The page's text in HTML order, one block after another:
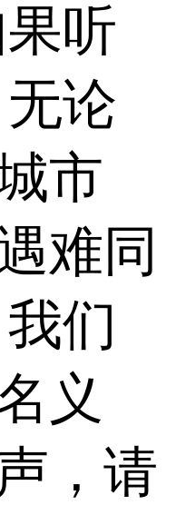
听
论
市
难同
们
义
，请